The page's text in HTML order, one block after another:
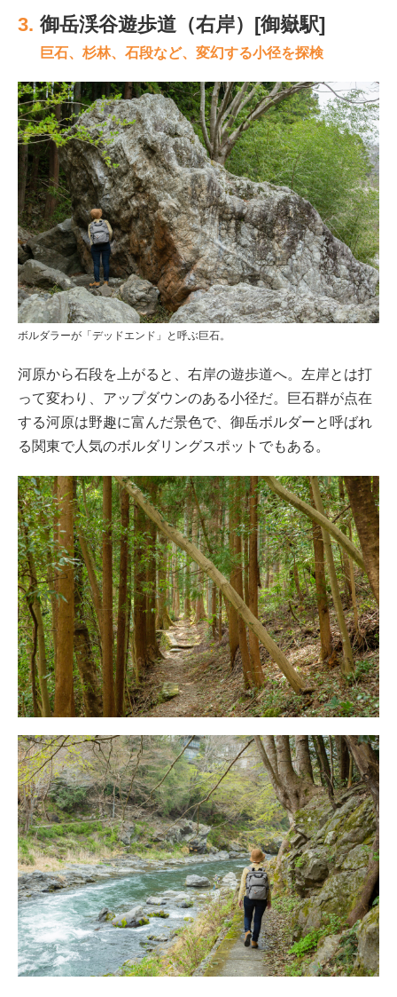
3. 御岳渓谷遊歩道（右岸）[御嶽駅]
巨石、杉林、石段など、変幻する小径を探検
ボルダラーが「デッドエンド」と呼ぶ巨石。
河原から石段を上がると、右岸の遊歩道へ。左岸とは打
って変わり、アップダウンのある小径だ。巨石群が点在
する河原は野趣に富んだ景色で、御岳ボルダーと呼ばれ
る関東で人気のボルダリングスポットでもある。